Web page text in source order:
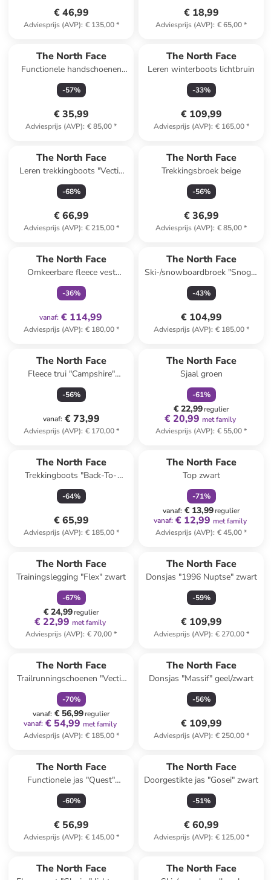
€ 46,99
Adviesprijs (AVP): € 135,00*
€ 18,99
Adviesprijs (AVP): € 65,00*
The North Face
Functionele handschoenen
"Etip Hardface" zwart
-57%
€ 35,99
Adviesprijs (AVP): € 85,00*
The North Face
Leren winterboots lichtbruin
-33%
€ 109,99
Adviesprijs (AVP): € 165,00*
The North Face
Leren trekkingboots "Vectiv
Exploris" grijs
-68%
€ 66,99
Adviesprijs (AVP): € 215,00*
The North Face
Trekkingsbroek beige
-56%
€ 36,99
Adviesprijs (AVP): € 85,00*
The North Face
Omkeerbare fleece vest
"Yumiori" lichtbruin/beige
-36%
vanaf: € 114,99
Adviesprijs (AVP): € 180,00*
The North Face
Ski-/snowboardbroek "Snoga"
lichtblauw
-43%
€ 104,99
Adviesprijs (AVP): € 185,00*
The North Face
Fleece trui "Campshire"
blauw/crème
-56%
vanaf: € 73,99
Adviesprijs (AVP): € 170,00*
The North Face
Sjaal groen
-61%
€ 22,99regulier
€ 20,99 met family
Adviesprijs (AVP): € 55,00*
The North Face
Trekkingboots "Back-To-
Berkeley" beige/wit
-64%
€ 65,99
Adviesprijs (AVP): € 185,00*
The North Face
Top zwart
-71%
vanaf: € 13,99regulier
vanaf: € 12,99 met family
Adviesprijs (AVP): € 45,00*
The North Face
Trainingslegging "Flex" zwart
-67%
€ 24,99regulier
€ 22,99 met family
Adviesprijs (AVP): € 70,00*
The North Face
Donsjas "1996 Nuptse" zwart
-59%
€ 109,99
Adviesprijs (AVP): € 270,00*
The North Face
Trailrunningschoenen "Vectiv
Infinite Futurelight"
groen/lichtroze
-70%
vanaf: € 56,99regulier
vanaf: € 54,99 met family
Adviesprijs (AVP): € 185,00*
The North Face
Donsjas "Massif" geel/zwart
-56%
€ 109,99
Adviesprijs (AVP): € 250,00*
The North Face
Functionele jas "Quest"
lichtblauw/blauw
-60%
€ 56,99
Adviesprijs (AVP): € 145,00*
The North Face
Doorgestikte jas "Gosei" zwart
-51%
€ 60,99
Adviesprijs (AVP): € 125,00*
The North Face The North Face